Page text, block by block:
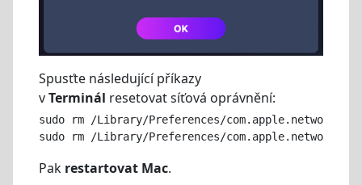
Spusťte následující příkazy
vTerminál resetovat síťová oprávnění:
sudo rm /Library/Preferences/
sudo rm /Library/Preferences/
Pak restartovat Mac.